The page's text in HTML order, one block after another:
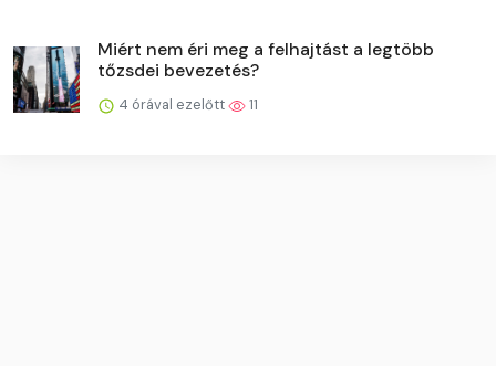
Miért nem éri meg a felhajtást a legtöbb
tőzsdei bevezetés?
4 órával ezelőtt 11